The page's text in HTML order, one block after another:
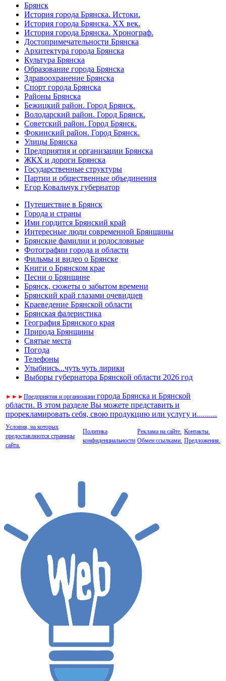
Брянск
История города Брянска. Истоки.
История города Брянска. XX век.
История города Брянска. Хронограф.
Достопримечательности Брянска
Архитектура города Брянска
Культура Брянска
Образование города Брянска
Здравоохранение Брянска
Спорт города Брянска
Районы Брянска
Бежицкий район. Город Брянск.
Володарский район. Город Брянск.
Советский район. Город Брянск.
Фокинский район. Город Брянск.
Улицы Брянска
Предприятия и организации Брянска
ЖКХ и дороги Брянска
Государственные структуры
Партии и общественные объединения
Егор Ковальчук губернатор
Путешествие в Брянск
Города и страны
Ими гордится Брянский край
Интересные люди современной Брянщины
Брянские фамилии и родословные
Фотографии города и области
Фильмы и видео о Брянске
Книги о Брянском крае
Песни о Брянщине
Брянск, сюжеты о забытом времени
Брянский край глазами очевидцев
Краеведение Брянской области
Брянская фалеристика
География Брянского края
Природа Брянщины
Святые места
Погода
Телефоны
Улыбнись...чуть чуть лирики
Выборы губернатора Брянской области 2026 год
► ► ►Предприятия и организации города Брянска и Брянской
области. В этом разделе Вы можете представить и
прорекламировать себя, свою продукцию или услугу и..........
Условия, на которых
предоставляются страницы
сайта.
Политика
конфиденциальности
Реклама на сайте.
Обмен ссылками.
Контакты.
Предложения.